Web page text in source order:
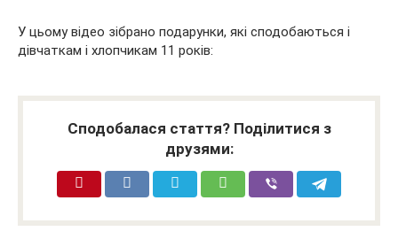
У цьому відео зібрано подарунки, які сподобаються і
дівчаткам і хлопчикам 11 років:
Сподобалася стаття? Поділитися з
друзями: